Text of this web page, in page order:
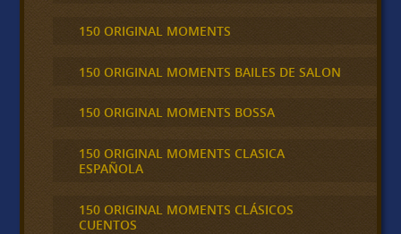
150 ORIGINAL MOMENTS
150 ORIGINAL MOMENTS BAILES DE SALON
150 ORIGINAL MOMENTS BOSSA
150 ORIGINAL MOMENTS CLASICA
ESPAÑOLA
150 ORIGINAL MOMENTS CLÁSICOS
CUENTOS